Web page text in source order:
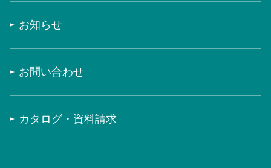
お知らせ
お問い合わせ
カタログ・資料請求